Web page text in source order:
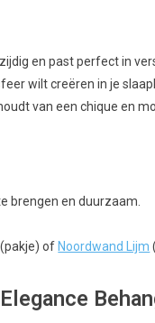
en past perfect in
wilt creëren in je
van een chique en
brengen en duurzaam.
(pakje) of Noordwand Lijm